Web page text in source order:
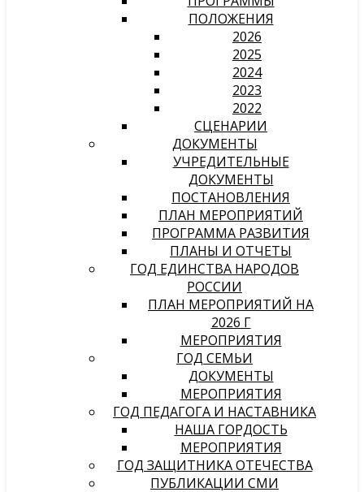
ПОЛОЖЕНИЯ
2026
2025
2024
2023
2022
СЦЕНАРИИ
ДОКУМЕНТЫ
УЧРЕДИТЕЛЬНЫЕ
ДОКУМЕНТЫ
ПОСТАНОВЛЕНИЯ
ПЛАН МЕРОПРИЯТИЙ
ПРОГРАММА РАЗВИТИЯ
ПЛАНЫ И ОТЧЕТЫ
ГОД ЕДИНСТВА НАРОДОВ
РОССИИ
ПЛАН МЕРОПРИЯТИЙ НА
2026 Г
МЕРОПРИЯТИЯ
ГОД СЕМЬИ
ДОКУМЕНТЫ
МЕРОПРИЯТИЯ
ГОД ПЕДАГОГА И НАСТАВНИКА
НАША ГОРДОСТЬ
МЕРОПРИЯТИЯ
ГОД ЗАЩИТНИКА ОТЕЧЕСТВА
ПУБЛИКАЦИИ СМИ